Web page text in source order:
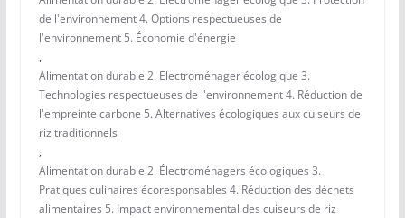
de l'environnement 4. Options respectueuses de
l'environnement 5. Économie d'énergie
,
Alimentation durable 2. Electroménager écologique 3.
Technologies respectueuses de l'environnement 4. Réduction de
l'empreinte carbone 5. Alternatives écologiques aux cuiseurs de
riz traditionnels
,
Alimentation durable 2. Électroménagers écologiques 3.
Pratiques culinaires écoresponsables 4. Réduction des déchets
alimentaires 5. Impact environnemental des cuiseurs de riz